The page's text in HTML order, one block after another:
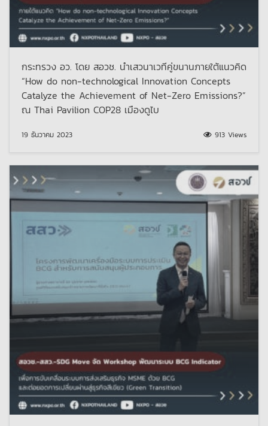
กระทรวง อว. โดย สอวช. นำเสวนาเวทีคู่ขนานภายใต้แนวคิด
“How do non-technological Innovation Concepts
Catalyze the Achievement of Net-Zero Emissions?”
ณ Thai Pavilion COP28 เมืองดูไบ
19 ธันวาคม 2023 913 Views